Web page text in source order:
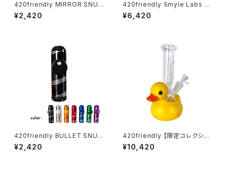
420friendly MIRROR SNUF
F KIT (ミラースナッフキット)
¥2,420
420friendly Smyle Labs P
enjamin キー型ベイプバッテリ
ー
¥6,420
420friendly BULLET SNUF
F アルミ製弾丸型 スナッフボト
ル
¥2,420
420friendly 【限定コレクショ
ン】Yellow Rubber Duck Gla
ss Bong / イエロー ラバーダッ
¥10,420